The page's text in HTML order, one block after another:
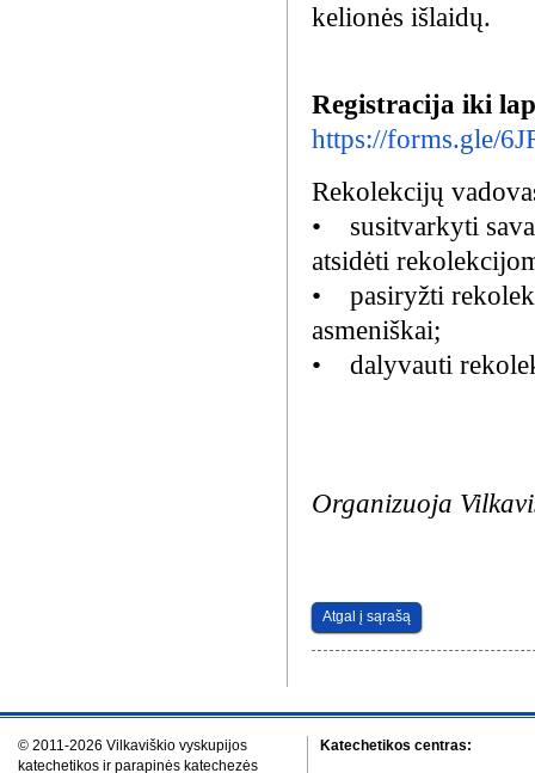
kelionės išlaidų.
Registracija iki
https://forms.gle/
Rekolekcijų
• susitvarkyti
atsidėti
• pasiryžti
asmeniškai;
• dalyvauti
Organizuoja
Atgal į sąrašą
© 2011-2026 Vilkaviškio vyskupijos
katechetikos ir parapinės katechezės
Katechetikos centras: